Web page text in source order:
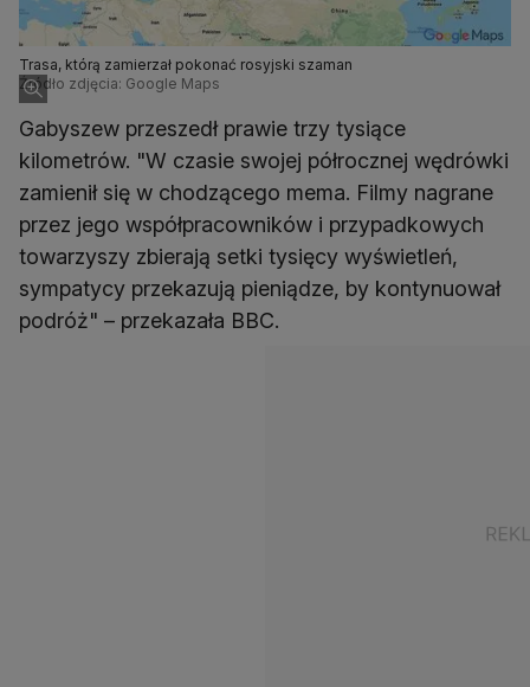
Trasa, którą zamierzał pokonać rosyjski szaman
Źródło zdjęcia: Google Maps
Gabyszew przeszedł prawie trzy tysiące
kilometrów. "W czasie swojej półrocznej wędrówki
zamienił się w chodzącego mema. Filmy nagrane
przez jego współpracowników i przypadkowych
towarzyszy zbierają setki tysięcy wyświetleń,
sympatycy przekazują pieniądze, by kontynuował
podróż" – przekazała BBC.